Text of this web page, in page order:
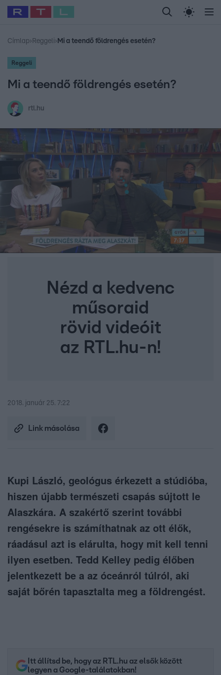
Legfrissebb RTL Híradó Randi Celeb vagyok,
Babits Marcella Most Wanted Gallusz
Címlap› Reggeli› Mi a teendő földrengés esetén?
Reggeli
Mi a teendő földrengés esetén?
rtl.hu
Nézd a kedvenc
műsoraid
rövid videóit
az RTL.hu-n!
2018. január 25. 7:22
Link másolása
Kupi László, geológus érkezett a stúdióba,
hiszen újabb természeti csapás sújtott le
Alaszkára. A szakértő szerint további
rengésekre is számíthatnak az ott élők,
ráadásul azt is elárulta, hogy mit kell tenni
ilyen esetben. Tedd Kelley pedig élőben
jelentkezett be a az óceánról túlról, aki
saját bőrén tapasztalta meg a földrengést.
Itt állítsd be, hogy az RTL.hu az elsők között
legyen a Google-találatokban!